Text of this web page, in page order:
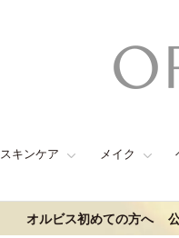
スキンケア メイク
オルビス初めての方へ